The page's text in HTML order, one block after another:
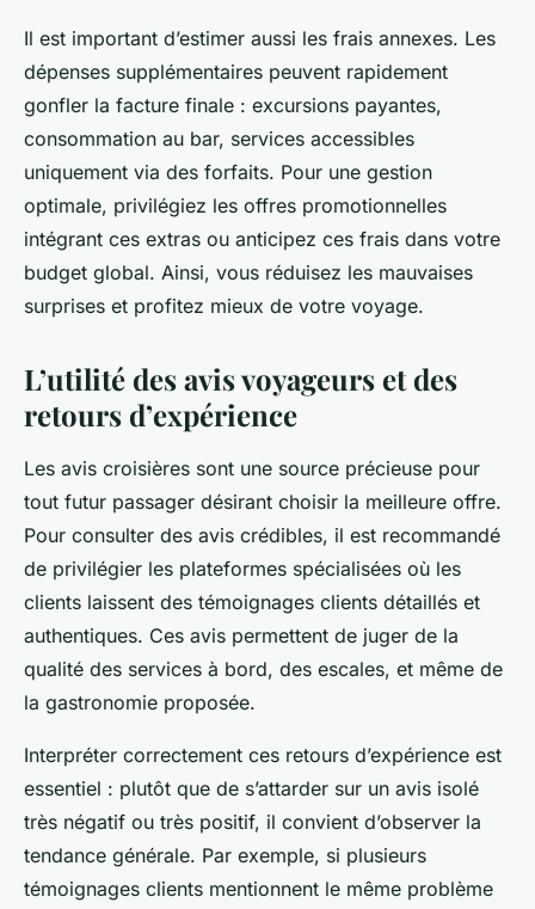
Il est important d’estimer aussi les frais annexes. Les
dépenses supplémentaires peuvent rapidement
gonfler la facture finale : excursions payantes,
consommation au bar, services accessibles
uniquement via des forfaits. Pour une gestion
optimale, privilégiez les offres promotionnelles
intégrant ces extras ou anticipez ces frais dans votre
budget global. Ainsi, vous réduisez les mauvaises
surprises et profitez mieux de votre voyage.
L’utilité des avis voyageurs et des
retours d’expérience
Les avis croisières sont une source précieuse pour
tout futur passager désirant choisir la meilleure offre.
Pour consulter des avis crédibles, il est recommandé
de privilégier les plateformes spécialisées où les
clients laissent des témoignages clients détaillés et
authentiques. Ces avis permettent de juger de la
qualité des services à bord, des escales, et même de
la gastronomie proposée.
Interpréter correctement ces retours d’expérience est
essentiel : plutôt que de s’attarder sur un avis isolé
très négatif ou très positif, il convient d’observer la
tendance générale. Par exemple, si plusieurs
témoignages clients mentionnent le même problème